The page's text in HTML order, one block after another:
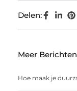
Delen:
Meer Berichten
Hoe maak je